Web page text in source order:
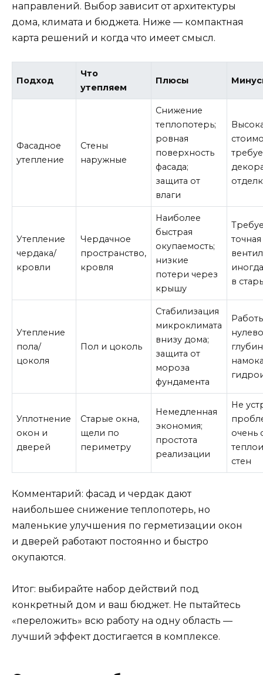
направлений. Выбор зависит от архитектуры
дома, климата и бюджета. Ниже — компактная
карта решений и когда что имеет смысл.
Подход
Что
утепляем
Плюсы
Фасадное
утепление
Стены
наружные
Снижение
теплопотерь;
ровная
поверхность
фасада;
защита от
влаги
Утепление
чердака/
кровли
Чердачное
пространство,
кровля
Наиболее
быстрая
окупаемость;
низкие
потери через
крышу
точная
в
Утепление
пола/
цоколя
Пол и цоколь
Стабилизация
микроклимата
внизу дома;
защита от
мороза
фундамента
Уплотнение
окон и
дверей
Старые окна,
щели по
периметру
Немедленная
экономия;
простота
реализации
Не
очень
стен
Комментарий: фасад и чердак дают
наибольшее снижение теплопотерь, но
маленькие улучшения по герметизации окон
и дверей работают постоянно и быстро
окупаются.
Итог: выбирайте набор действий под
конкретный дом и ваш бюджет. Не пытайтесь
«переложить» всю работу на одну область —
лучший эффект достигается в комплексе.